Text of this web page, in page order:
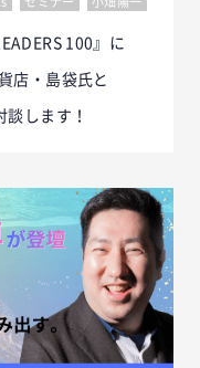
100』に
店・島袋氏と
談します！